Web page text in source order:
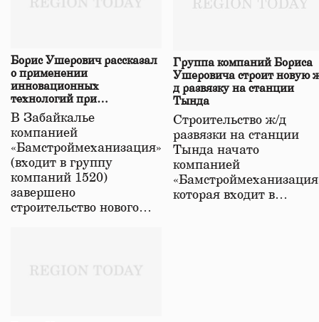
Борис Ушерович рассказал
о применении
инновационных
технологий при
строительстве нового моста
в Забайкалье
В Забайкалье
компанией
«Бамстроймеханизация»
(входит в группу
компаний 1520)
завершено
строительство нового…
Группа компаний Бориса
Ушеровича строит новую
д развязку на станции
Тында
Строительство ж/д
развязки на станции
Тында начато
компанией
которая входит в…